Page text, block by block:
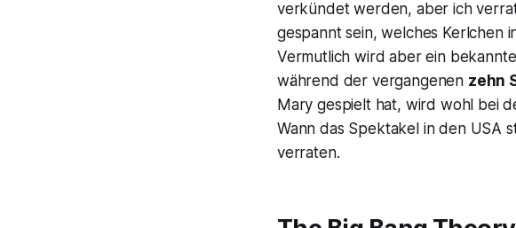
verkündet werden, aber ich
gespannt sein, welches Kerlchen
Vermutlich wird aber ein
während der vergangenen zehn
Mary gespielt hat, wird wohl bei
Wann das Spektakel in den USA
verraten.